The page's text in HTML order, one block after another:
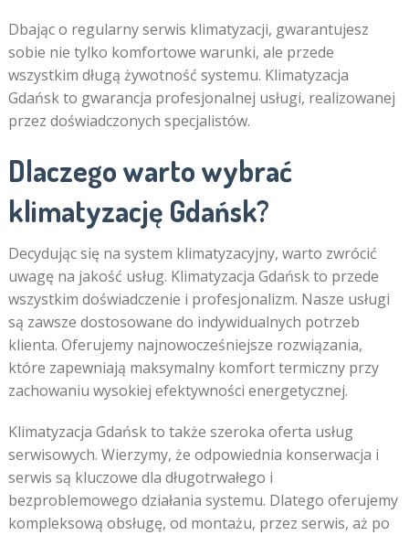
Dbając o regularny serwis klimatyzacji, gwarantujesz
sobie nie tylko komfortowe warunki, ale przede
wszystkim długą żywotność systemu. Klimatyzacja
Gdańsk to gwarancja profesjonalnej usługi, realizowanej
przez doświadczonych specjalistów.
Dlaczego warto wybrać
klimatyzację Gdańsk?
Decydując się na system klimatyzacyjny, warto zwrócić
uwagę na jakość usług. Klimatyzacja Gdańsk to przede
wszystkim doświadczenie i profesjonalizm. Nasze usługi
są zawsze dostosowane do indywidualnych potrzeb
klienta. Oferujemy najnowocześniejsze rozwiązania,
które zapewniają maksymalny komfort termiczny przy
zachowaniu wysokiej efektywności energetycznej.
Klimatyzacja Gdańsk to także szeroka oferta usług
serwisowych. Wierzymy, że odpowiednia konserwacja i
serwis są kluczowe dla długotrwałego i
bezproblemowego działania systemu. Dlatego oferujemy
kompleksową obsługę, od montażu, przez serwis, aż po